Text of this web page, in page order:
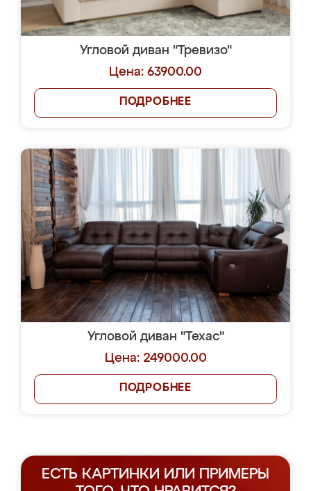
Угловой диван "Тревизо"
Цена: 63900.00
ПОДРОБНЕЕ
Угловой диван "Техас"
Цена: 249000.00
ПОДРОБНЕЕ
ЕСТЬ КАРТИНКИ ИЛИ ПРИМЕРЫ